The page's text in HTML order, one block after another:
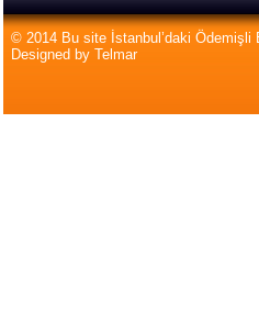
© 2014 Bu site İstanbul’daki Ödemişli
Designed by Telmar